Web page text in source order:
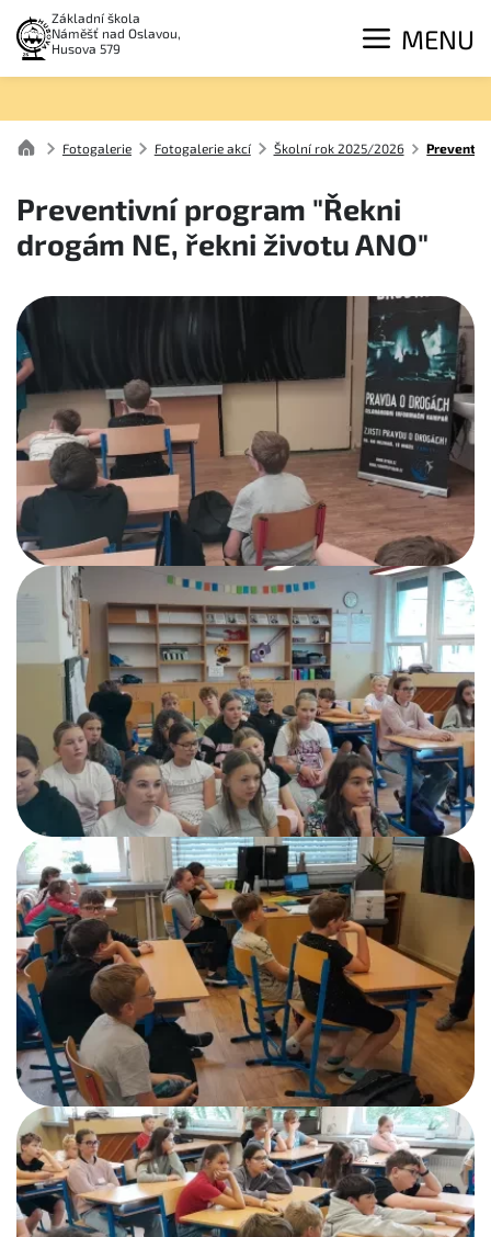
Základní škola
Náměšť nad Oslavou,
Husova 579
MENU
Fotogalerie Fotogalerie akcí Školní rok 2025/2026
Preventivní program "Řekni
drogám NE, řekni životu ANO"